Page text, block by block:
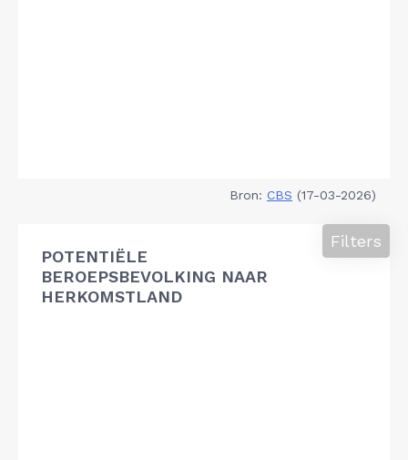
Bron: CBS (17-03-2026)
POTENTIËLE
BEROEPSBEVOLKING NAAR
HERKOMSTLAND
Filters